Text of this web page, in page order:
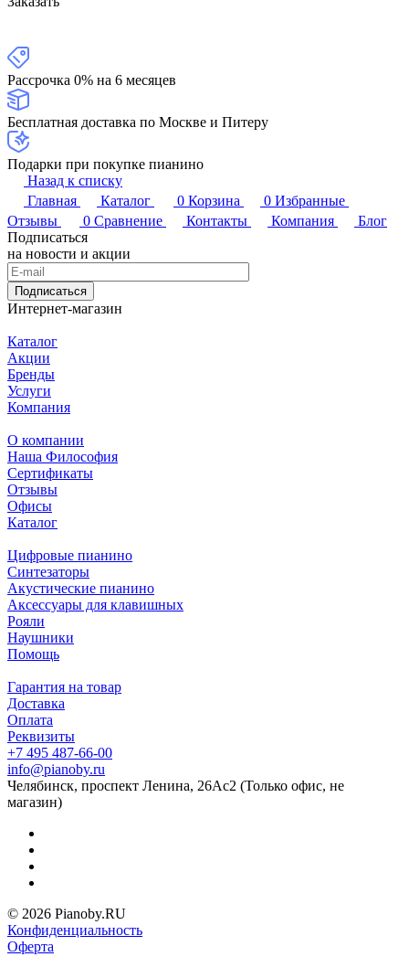
Рассрочка 0% на 6 месяцев
Бесплатная доставка по Москве и Питеру
Подарки при покупке пианино
Назад к списку
Главная
Каталог 0 Корзина 0 Избранные
Отзывы
0 Сравнение Контакты Компания
Блог
Подписаться
на новости и акции
Подписаться
Интернет-магазин
Каталог
Акции
Бренды
Услуги
Компания
О компании
Наша Философия
Сертификаты
Отзывы
Офисы
Каталог
Цифровые пианино
Синтезаторы
Акустические пианино
Аксессуары для клавишных
Рояли
Наушники
Помощь
Гарантия на товар
Доставка
Оплата
Реквизиты
+7 495 487-66-00
info@pianoby.ru
Челябинск, проспект Ленина, 26Ас2 (Только офис, не
магазин)
© 2026 Pianoby.RU
Конфиденциальность
Оферта